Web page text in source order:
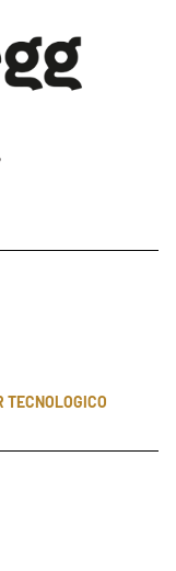
TECNOLOGICO